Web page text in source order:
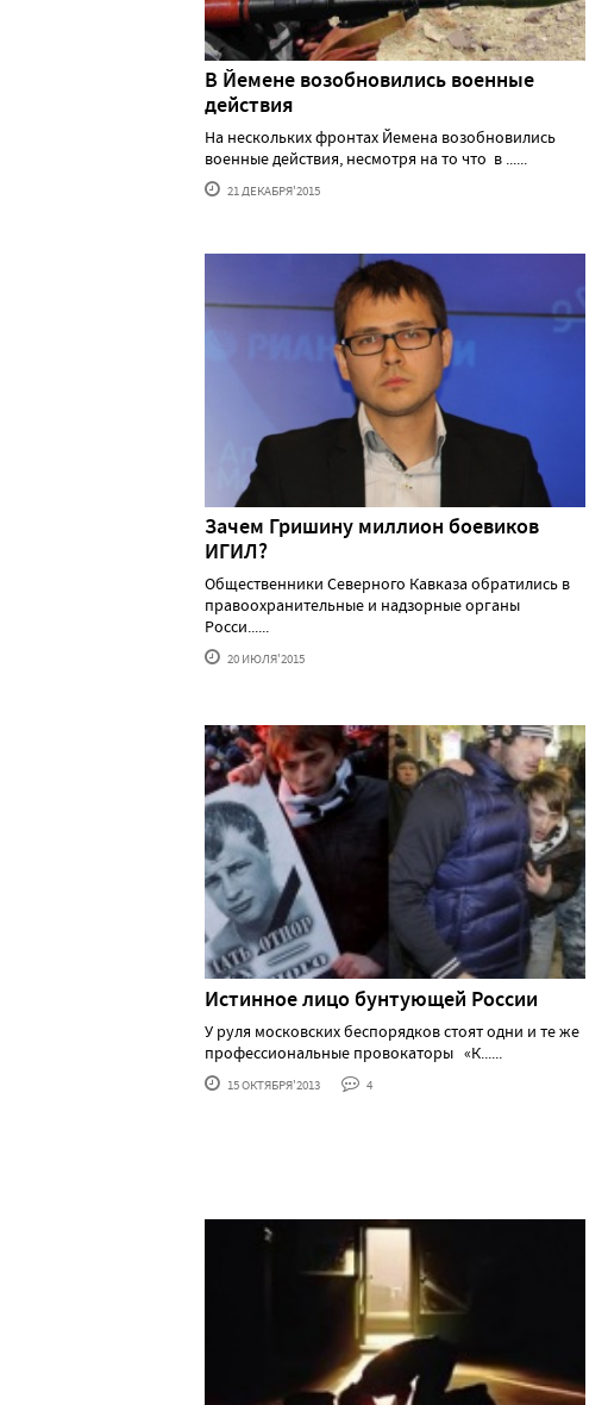
В Йемене возобновились военные
действия
На нескольких фронтах Йемена возобновились
военные действия, несмотря на то что в ......
21 ДЕКАБРЯ'2015
Зачем Гришину миллион боевиков
ИГИЛ?
Общественники Северного Кавказа обратились в
правоохранительные и надзорные органы
Росси......
20 ИЮЛЯ'2015
Истинное лицо бунтующей России
У руля московских беспорядков стоят одни и те же
профессиональные провокаторы «К......
15 ОКТЯБРЯ'2013 4